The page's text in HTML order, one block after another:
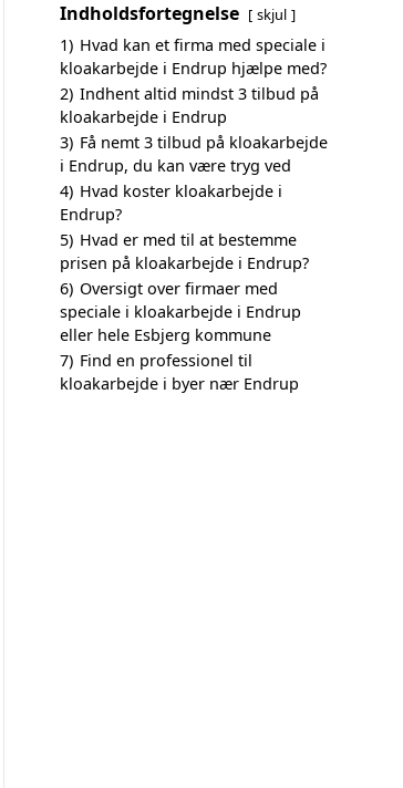
Indholdsfortegnelse skjul
1) Hvad kan et firma med speciale i
kloakarbejde i Endrup hjælpe med?
2) Indhent altid mindst 3 tilbud på
kloakarbejde i Endrup
3) Få nemt 3 tilbud på kloakarbejde
i Endrup, du kan være tryg ved
4) Hvad koster kloakarbejde i
Endrup?
5) Hvad er med til at bestemme
prisen på kloakarbejde i Endrup?
6) Oversigt over firmaer med
speciale i kloakarbejde i Endrup
eller hele Esbjerg kommune
7) Find en professionel til
kloakarbejde i byer nær Endrup